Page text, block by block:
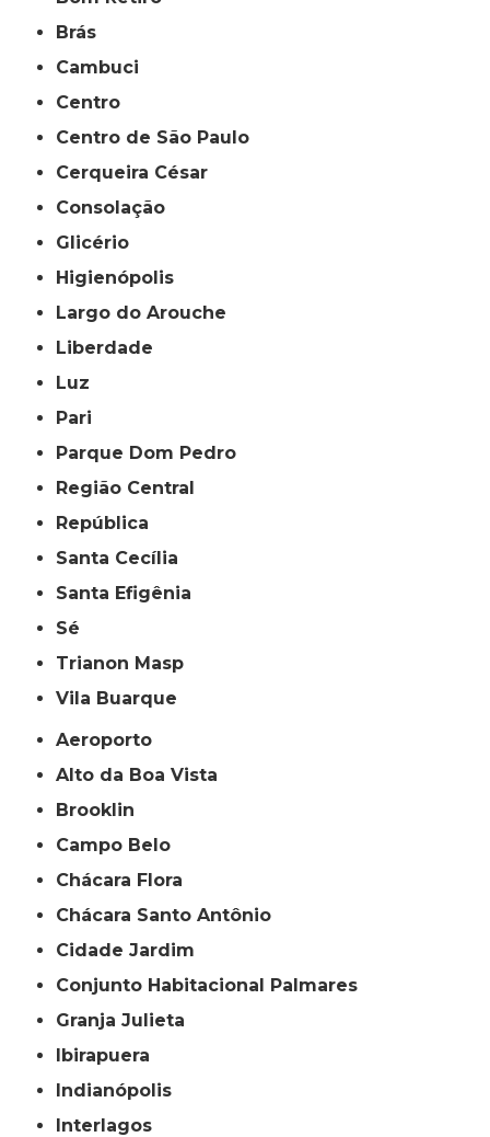
Brás
Cambuci
Centro
Centro de São Paulo
Cerqueira César
Consolação
Glicério
Higienópolis
Largo do Arouche
Liberdade
Luz
Pari
Parque Dom Pedro
Região Central
República
Santa Cecília
Santa Efigênia
Sé
Trianon Masp
Vila Buarque
Aeroporto
Alto da Boa Vista
Brooklin
Campo Belo
Chácara Flora
Chácara Santo Antônio
Cidade Jardim
Conjunto Habitacional Palmares
Granja Julieta
Ibirapuera
Indianópolis
Interlagos